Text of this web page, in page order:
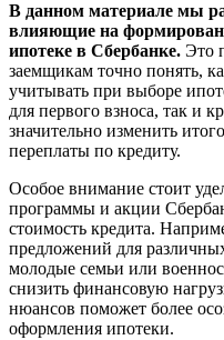
В данном материале мы
влияющие на
ипотеке в Сбербанке. Это
заемщикам точно понять,
учитывать при выборе
для первого взноса, так и
значительно изменить
переплаты по кредиту.
Особое внимание стоит
программы и акции
стоимость кредита.
предложений для
молодые семьи или
снизить финансовую
нюансов поможет более
оформления ипотеки.